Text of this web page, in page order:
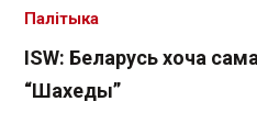
ISW: Беларусь хоча сама
“Шахеды”
Палітыка